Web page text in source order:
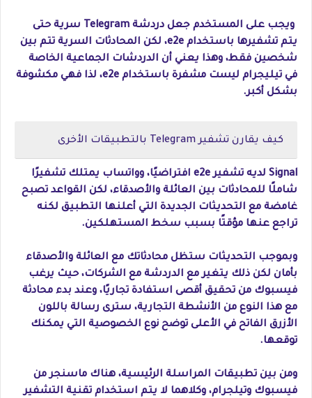
ويجب على المستخدم جعل دردشة Telegram سرية حتى
يتم تشفيرها باستخدام e2e، لكن المحادثات السرية تتم بين
شخصين فقط، وهذا يعني أن الدردشات الجماعية الخاصة
في تيليجرام ليست مشفرة باستخدام e2e، لذا فهي مكشوفة
بشكل أكبر.
كيف يقارن تشفير Telegram بالتطبيقات الأخرى
Signal لديه تشفير e2e افتراضيًا، وواتساب يمتلك تشفيرًا
شاملًا للمحادثات بين العائلة والأصدقاء، لكن القواعد تصبح
غامضة مع التحديثات الجديدة التي أعلنها التطبيق لكنه
تراجع عنها مؤقتًا بسبب سخط المستهلكين.
وبموجب التحديثات ستظل محادثاتك مع العائلة والأصدقاء
بأمان لكن ذلك يتغير مع الدردشة مع الشركات، حيث يرغب
فيسبوك من تحقيق أقصى استفادة تجاريًا، وعند بدء محادثة
مع هذا النوع من الأنشطة التجارية، سترى رسالة باللون
الأزرق الفاتح في الأعلى توضح نوع الخصوصية التي يمكنك
توقعها.
ومن بين تطبيقات المراسلة الرئيسية، هناك ماسنجر من
فيسبوك وتيلجرام، وكلاهما لا يتم استخدام تقنية التشفير